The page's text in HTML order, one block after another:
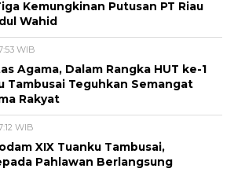
Kemungkinan Putusan PT Riau
Wahid
WIB
Agama, Dalam Rangka HUT ke-1
Tambusai Teguhkan Semangat
Rakyat
WIB
XIX Tuanku Tambusai,
Pahlawan Berlangsung